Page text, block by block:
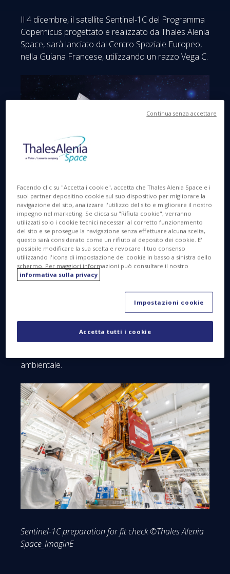
Il 4 dicembre, il satellite Sentinel-1C del Programma
Copernicus progettato e realizzato da Thales Alenia
Space, sarà lanciato dal Centro Spaziale Europeo,
nella Guiana Francese, utilizzando un razzo Vega C.
Sentinel-1C ©Thales Alenia Space
Attività intensa al Centro Spaziale
Europeo, a Kourou, in Guiana
Francese
Insieme ai team dell’Agenzia Spaziale Europea (ESA)
e di Arianespace, gli ingegneri e i tecnici di Thales
Alenia Space hanno recentemente celebrato il
completamento dei test funzionali relativi al satellite
Sentinel-1C, parte del programma Copernicus
ambientale.
Sentinel-1C preparation for fit check ©Thales Alenia
Space_ImaginE
Facendo clic su "Accetta i cookie", accetta che Thales Alenia Space e i
suoi partner depositino cookie sul suo dispositivo per migliorare la
navigazione del sito, analizzare l'utilizzo del sito e migliorare il nostro
impegno nel marketing. Se clicca su "Rifiuta cookie", verranno
utilizzati solo i cookie tecnici necessari al corretto funzionamento
del sito e se prosegue la navigazione senza effettuare alcuna scelta,
questo sarà considerato come un rifiuto al deposito dei cookie. E'
possibile modificare la sua scelta e revocare il tuo consenso
utilizzando l'icona di impostazione dei cookie in basso a sinistra dello
schermo. Per maggiori informazioni può consultare il nostro
informativa sulla privacy
Impostazioni cookie
Accetta tutti i cookie
Continua senza accettare